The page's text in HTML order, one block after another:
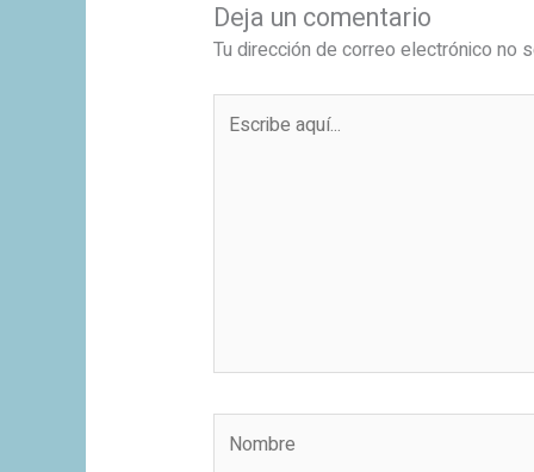
Deja un comentario
Tu dirección de correo electrónico no
aquí...